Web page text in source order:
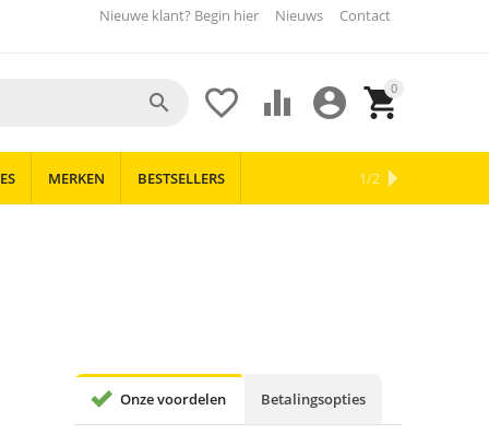
Nieuwe klant? Begin hier Nieuws Contact
0


 

MERKEN BESTSELLERS 1/2
Onze voordelen Betalingsopties